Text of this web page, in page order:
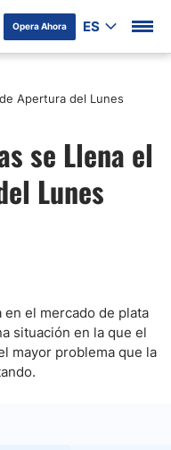
Opera Ahora ES
Apertura del Lunes
se Llena el
Lunes
en el mercado de plata
situación en la que el
mayor problema que la